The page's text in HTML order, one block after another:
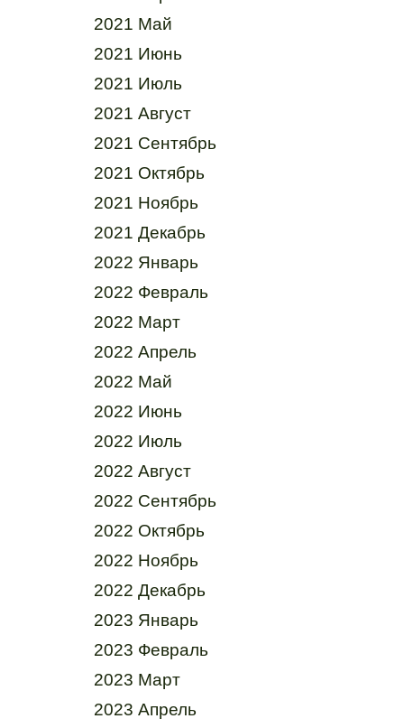
2021 Май
2021 Июнь
2021 Июль
2021 Август
2021 Сентябрь
2021 Октябрь
2021 Ноябрь
2021 Декабрь
2022 Январь
2022 Февраль
2022 Март
2022 Апрель
2022 Май
2022 Июнь
2022 Июль
2022 Август
2022 Сентябрь
2022 Октябрь
2022 Ноябрь
2022 Декабрь
2023 Январь
2023 Февраль
2023 Март
2023 Апрель